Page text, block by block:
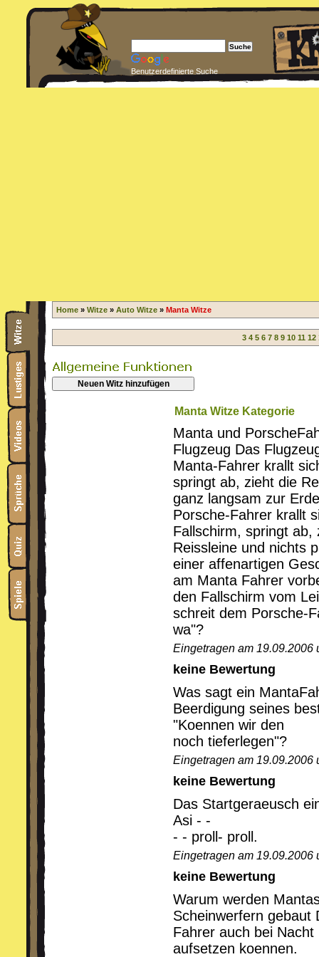
Benutzerdefinierte Suche
Home » Witze » Auto Witze » Manta Witze
3 4 5 6 7 8 9 10 11 12
Neuen Witz hinzufügen
Manta Witze Kategorie
Manta und
Flugzeug Das
Manta-Fahrer krallt
springt ab, zieht die
ganz langsam zur
Porsche-Fahrer krallt
Fallschirm, springt ab,
Reissleine und nichts
einer affenartigen
am Manta Fahrer
den Fallschirm vom
schreit dem Porsche-
wa"?
Eingetragen am 19.09.2006
keine Bewertung
Was sagt ein
Beerdigung seines
"Koennen wir den
noch tieferlegen"?
Eingetragen am 19.09.2006
keine Bewertung
Das Startgeraeusch
Asi - -
- - proll- proll.
Eingetragen am 19.09.2006
keine Bewertung
Warum werden
Scheinwerfern gebaut
Fahrer auch bei Nacht
aufsetzen koennen.